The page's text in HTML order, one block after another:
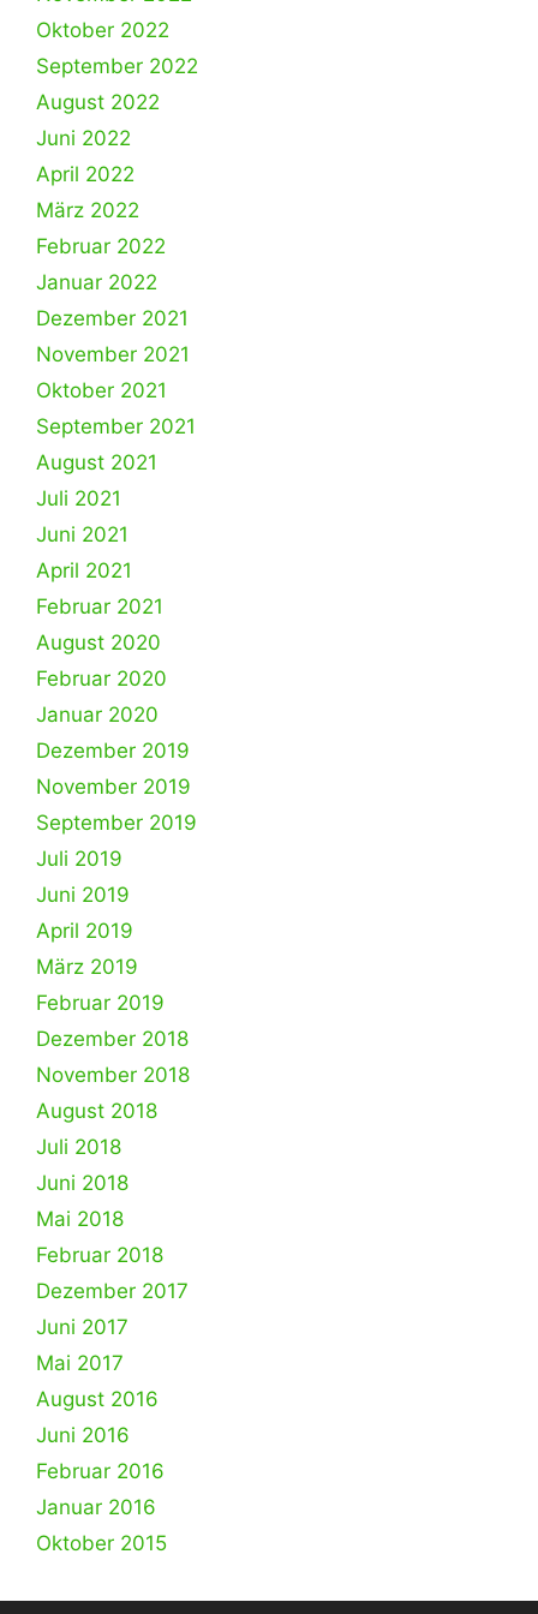
Oktober 2022
September 2022
August 2022
Juni 2022
April 2022
März 2022
Februar 2022
Januar 2022
Dezember 2021
November 2021
Oktober 2021
September 2021
August 2021
Juli 2021
Juni 2021
April 2021
Februar 2021
August 2020
Februar 2020
Januar 2020
Dezember 2019
November 2019
September 2019
Juli 2019
Juni 2019
April 2019
März 2019
Februar 2019
Dezember 2018
November 2018
August 2018
Juli 2018
Juni 2018
Mai 2018
Februar 2018
Dezember 2017
Juni 2017
Mai 2017
August 2016
Juni 2016
Februar 2016
Januar 2016
Oktober 2015